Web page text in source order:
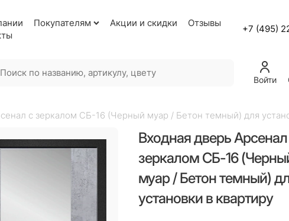
Покупателям Акции и скидки
Отзывы
+7 (495)
Войти
с зеркалом СБ-16 (Черный муар / Бетон темный) для
Входная дверь
зеркалом СБ-16
муар / Бетон темный)
установки в квартиру